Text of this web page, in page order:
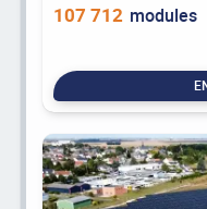
107 712 modules